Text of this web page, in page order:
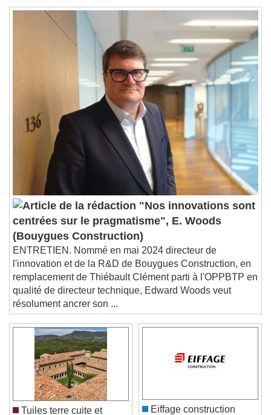
Seek to live, currently behind liveLIVE
Remaining Time
Playback Rate
Chapters
Chapters
Descriptions
descriptions off, selected
Subtitles
subtitles settings, opens subtitles
settings dialog
, selected
Audio Track
Picture-in-Picture
Fullscreen
This is a modal window.
Beginning of dialog window. Escape will cancel
and close the window.
Text
Color Opacity
Text Background
Color
Caption Area Background
Color
"Nos innovations sont
centrées sur le pragmatisme", E. Woods
(Bouygues Construction)
ENTRETIEN. Nommé en mai 2024 directeur de
l'innovation et de la R&D de Bouygues Construction, en
remplacement de Thiébault Clément parti à l'OPPBTP en
qualité de directeur technique, Edward Woods veut
résolument ancrer son ...